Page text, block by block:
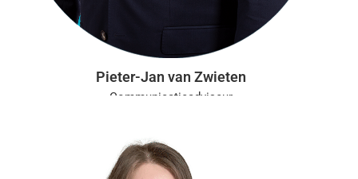
Pieter-Jan van Zwieten
Communicatieadviseur
p.vanzwieten@vgct.nl
0302303752